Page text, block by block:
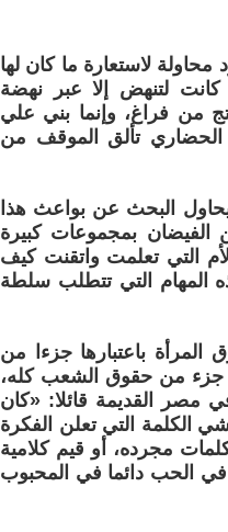
لاستعارة ما كان لها
لتنهض إلا عبر نهضة
من فراغ، وإنما بني علي
تألق الموقف من
البحث عن بواعث هذا
الفيضان بمجموعات كبيرة
التي تعلمت واتقنت كيف
المهام التي تتطلب سلطة
باعتبارها جزءا من
جزء من حقوق الشعب كله،
مصر القديمة قائلا: «كان
الكلمة التي تعلن الفكرة
مجرده، أو قيم كلامية
الحب دائما في المحبوب